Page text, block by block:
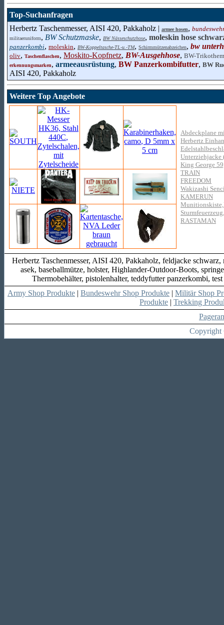
Top-Suchanfragen
Herbertz Taschenmesser, AISI 420, Pakkaholz | armee hosen,
militaeruniform, BW Schutzmaske, BW Nässeschutzhose, moleskin hose
panzerkombi, moleskin, BW-Koppeltasche-TL-u.-TM, Schirmmützenabzeichen, bw
oliv, Taschenflaschen, Moskito-Kopfnetz, BW-Ausgehhose, BW-
erkennungsmarken, armeeausrüstung, BW Panzerkombifutter, BW
AISI 420, Pakkaholz
Weitere Top Angebote
Abdeckplane
Herbertz
Unterziehjacke
King George
TRAIN
FREEDOM
Wakizashi
KAMERUN
RASTAMAN
Herbertz Taschenmesser, AISI 420, Pakkaholz, feldjacke
asek, baseballmütze, holster, Highlander-Outdoor-Boots,
Thermobehälter, pistolenhalter, teddyfutter panzerkombi,
Army Shop Produkte | Bundeswehr Shop Produkte | Militär Shop
Produkte | Trekking